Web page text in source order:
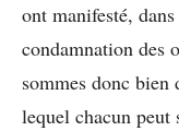
ont manifesté,
condamnation des
sommes donc bien
lequel chacun